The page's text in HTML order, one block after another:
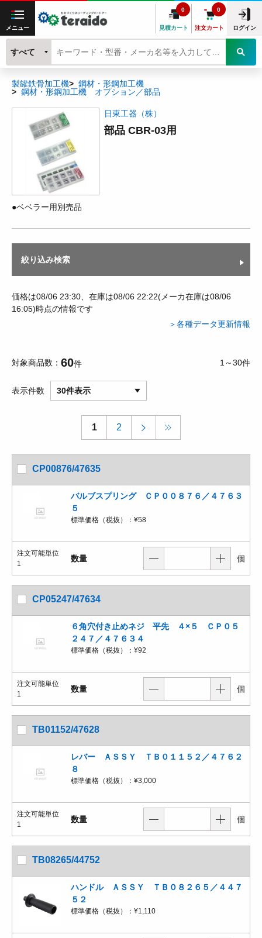
メニュー 見積カート
0
注文カート
0
ログイン
すべて
製罐鉄骨加工機
鋼材・形鋼加工機
鋼材・形鋼加工機 オプション／部品
日東工器（株）
部品 CBR-03用
●ベベラー用別売品
絞り込み検索
価格は08/06 23:30、在庫は08/06 22:22(メーカ在庫は08/06
16:05)時点の情報です
＞各種データ更新情報
対象商品数 60件 1～30件
表示件数 30件表示
1 2
CP00876/47635
バルブスプリング ＣＰ００８７６／４７６３
５
標準価格（税抜）： ¥58
注文可能単位
1
数量 個
CP05247/47634
６角穴付き止めネジ 平先 ４×５ ＣＰ０５
２４７／４７６３４
標準価格（税抜）： ¥92
注文可能単位
1
数量 個
TB01152/47628
レバー ＡＳＳＹ ＴＢ０１１５２／４７６２
８
標準価格（税抜）： ¥3,000
注文可能単位
1
数量 個
TB08265/44752
ハンドル ＡＳＳＹ ＴＢ０８２６５／４４７
５２
標準価格（税抜）： ¥1,110